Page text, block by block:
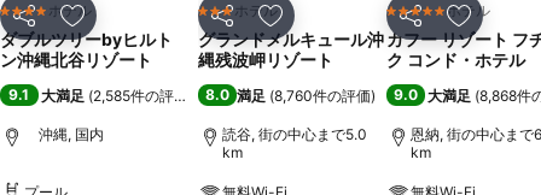
シェア お気に入りに追加
4 ホテルのランク
ホテル
ダブルツリーbyヒルト
ン沖縄北谷リゾート
9.1 大満足 (2,585件の評価
沖縄, 国内
シェア お気に入りに追加
3 ホテルのランク
ホテル
グランドメルキュール沖
縄残波岬リゾート
8.0 満足 (8,760件の評価)
読谷, 街の中心まで5.0
km
シェア お気に入
5 ホテルのランク
ホテル
カフー リゾート フ
ク コンド・ホテル
9.0 大満足 (8,868件
恩納, 街の中心まで
km